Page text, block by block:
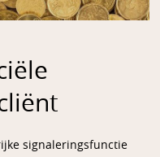
signaleringsfunctie